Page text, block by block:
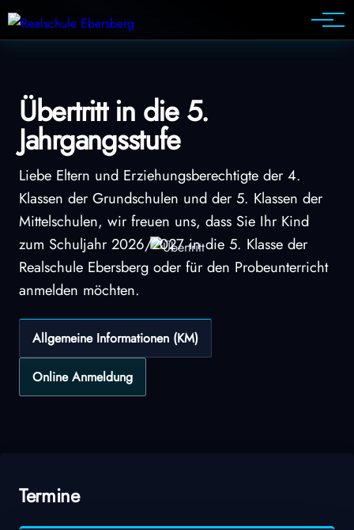
Weiteres
Übertritt in die 5.
Jahrgangsstufe
Liebe Eltern und Erziehungsberechtigte der 4.
Klassen der Grundschulen und der 5. Klassen der
Mittelschulen, wir freuen uns, dass Sie Ihr Kind
zum Schuljahr 2026/2027 in die 5. Klasse der
Realschule Ebersberg oder für den Probeunterricht
anmelden möchten.
Allgemeine Informationen (KM)
Online Anmeldung
Termine